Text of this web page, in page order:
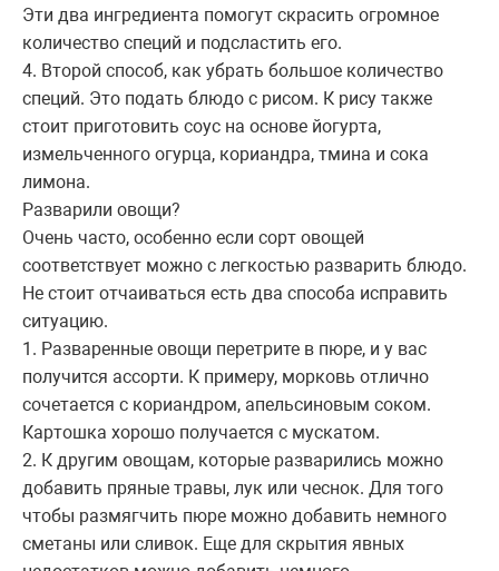
Эти два ингредиента помогут скрасить огромное
количество специй и подсластить его.
4. Второй способ, как убрать большое количество
специй. Это подать блюдо с рисом. К рису также
стоит приготовить соус на основе йогурта,
измельченного огурца, кориандра, тмина и сока
лимона.
Разварили овощи?
Очень часто, особенно если сорт овощей
соответствует можно с легкостью разварить блюдо.
Не стоит отчаиваться есть два способа исправить
ситуацию.
1. Разваренные овощи перетрите в пюре, и у вас
получится ассорти. К примеру, морковь отлично
сочетается с кориандром, апельсиновым соком.
Картошка хорошо получается с мускатом.
2. К другим овощам, которые разварились можно
добавить пряные травы, лук или чеснок. Для того
чтобы размягчить пюре можно добавить немного
сметаны или сливок. Еще для скрытия явных